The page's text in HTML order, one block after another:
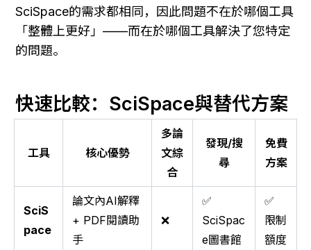
SciSpace的需求都相同，因此問題不在於哪個工具
「整體上更好」——而在於哪個工具解決了您特定
的問題。
快速比較：SciSpace與替代方案
工具 核心優勢
多論
文綜
合
發現/搜
尋
免費
方案
SciS
pace
論文內AI解釋
+ PDF閱讀助
手
❌
✅
SciSpac
e圖書館
✅
限制
額度